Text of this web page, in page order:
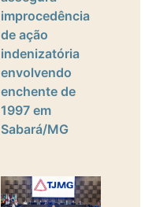
improcedência
de ação
indenizatória
envolvendo
enchente de
1997 em
Sabará/MG